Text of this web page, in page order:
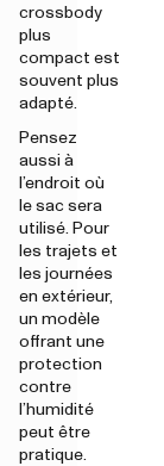
crossbody
plus
compact est
souvent plus
adapté.
Pensez
aussi à
l’endroit où
le sac sera
utilisé. Pour
les trajets et
les journées
en extérieur,
un modèle
offrant une
protection
contre
l’humidité
peut être
pratique.